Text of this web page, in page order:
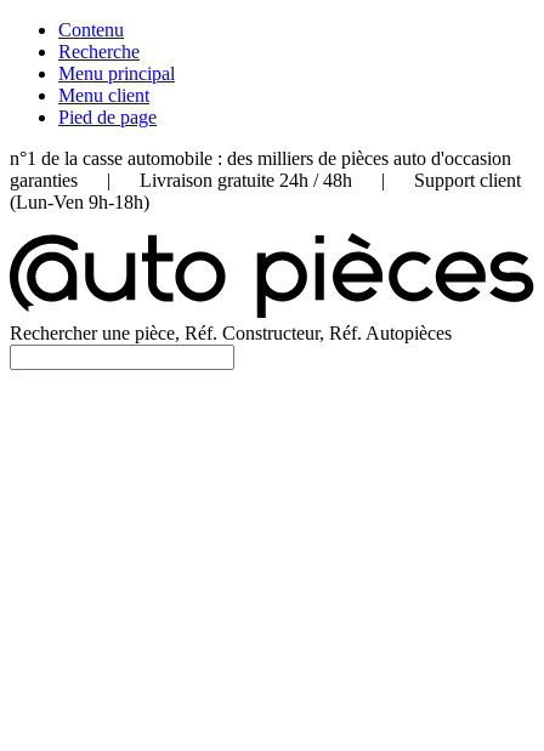
Contenu
Recherche
Menu principal
Menu client
Pied de page
n°1 de la casse automobile : des milliers de pièces auto d'occasion
garanties | Livraison gratuite 24h / 48h | Support client
(Lun-Ven 9h-18h)
Rechercher une pièce, Réf. Constructeur, Réf. Autopièces